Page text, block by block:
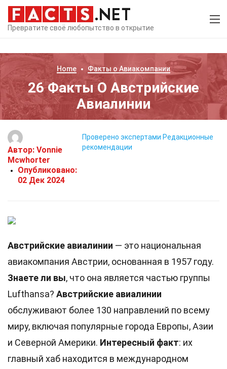
Превратите своё любопытство в открытие
Home Факты о Авиакомпании
26 Факты О Австрийские
Авиалинии
Автор: Vonnie
Mcwhorter
Опубликовано:
02 Дек 2024
Проверено экспертами Редакционные
рекомендации
Австрийские авиалинии — это национальная
авиакомпания Австрии, основанная в 1957 году.
Знаете ли вы, что она является частью группы
Lufthansa? Австрийские авиалинии
обслуживают более 130 направлений по всему
миру, включая популярные города Европы, Азии
и Северной Америки. Интересный факт: их
главный хаб находится в международном